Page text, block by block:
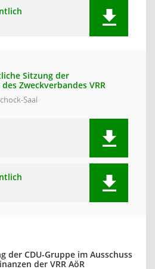
Sitzung der
Zweckverbandes VRR
Saal
der CDU-Gruppe im Ausschuss
der VRR AöR